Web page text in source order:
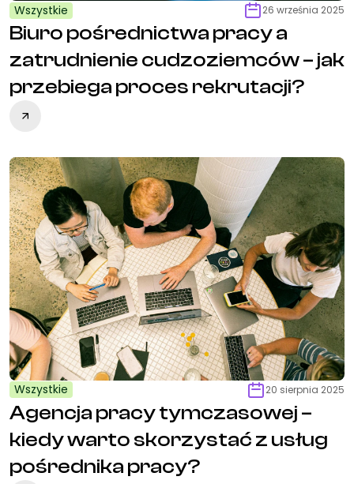
Wszystkie 26 września 2025
Biuro pośrednictwa pracy a
zatrudnienie cudzoziemców – jak
przebiega proces rekrutacji?
Wszystkie 20 sierpnia 2025
Agencja pracy tymczasowej –
kiedy warto skorzystać z usług
pośrednika pracy?